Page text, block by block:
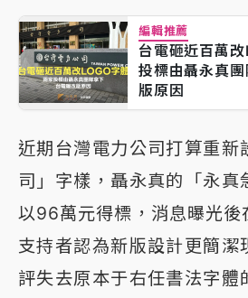
編輯推薦
台電砸近百萬
投標由聶永真
版原因
近期台灣電力公司打算重新
司」字樣，聶永真的「永真
以96萬元得標，消息曝光後
支持者認為新版設計更簡潔
評失去原本于右任書法字體